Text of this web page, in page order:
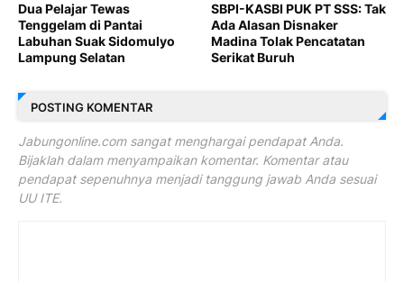
Dua Pelajar Tewas
Tenggelam di Pantai
Labuhan Suak Sidomulyo
Lampung Selatan
SBPI-KASBI PUK PT SSS: Tak
Ada Alasan Disnaker
Madina Tolak Pencatatan
Serikat Buruh
POSTING KOMENTAR
Jabungonline.com sangat menghargai pendapat Anda.
Bijaklah dalam menyampaikan komentar. Komentar atau
pendapat sepenuhnya menjadi tanggung jawab Anda sesuai
UU ITE.